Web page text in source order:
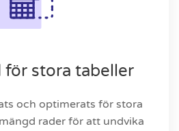
för stora tabeller
och optimerats för stora
rader för att undvika